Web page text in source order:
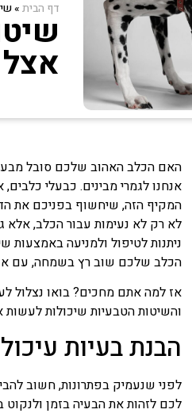
דף הבית»
האם הכלב האהוב שלכם סובל
אנחנו לגמרי מבינים. כבעלי
המקיף הזה, שיחשוף בפניכם את
לא רק לא נעימות עבור הכלב, אלא
ניתנות לטיפול ולמניעה באמצעות
הכלב שלכם שוב רץ בשמחה, עם
אז למה אתם מחכים? בואו נצלול
והשיטות הטבעיות שיכולות
הבנת בעיות
לפני שנעמיק בפתרונות, חשוב
לכם לזהות את הבעיה בזמן ולנקוט